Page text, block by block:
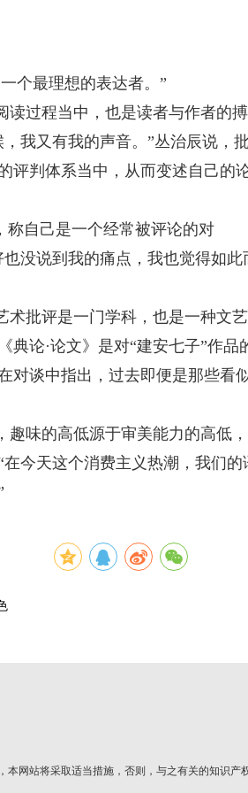
个最理想的表达者。”
读过程当中，也是读者与作者的搏
我又有我的声音。”丛治辰说，批
评判体系当中，从而变述自己的
称自己是一个经常被评论的对
没说到我的痛点，我也觉得如此
术批评是一门学科，也是一种文艺
论·论文》是对“建安七子”作品
谈中指出，过去即便是那些看
味的高低源于审美能力的高低，
今天这个消费主义热潮，我们的
网站将采取适当措施，否则，与之有关的知识产